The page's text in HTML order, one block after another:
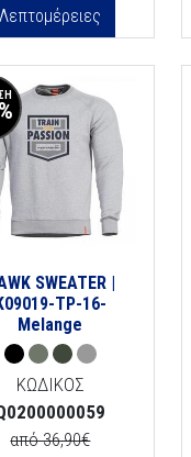
Λεπτομέρειες
SWEATER |
TP-16-
Melange
ΚΩΔΙΚΟΣ
από 36,90€